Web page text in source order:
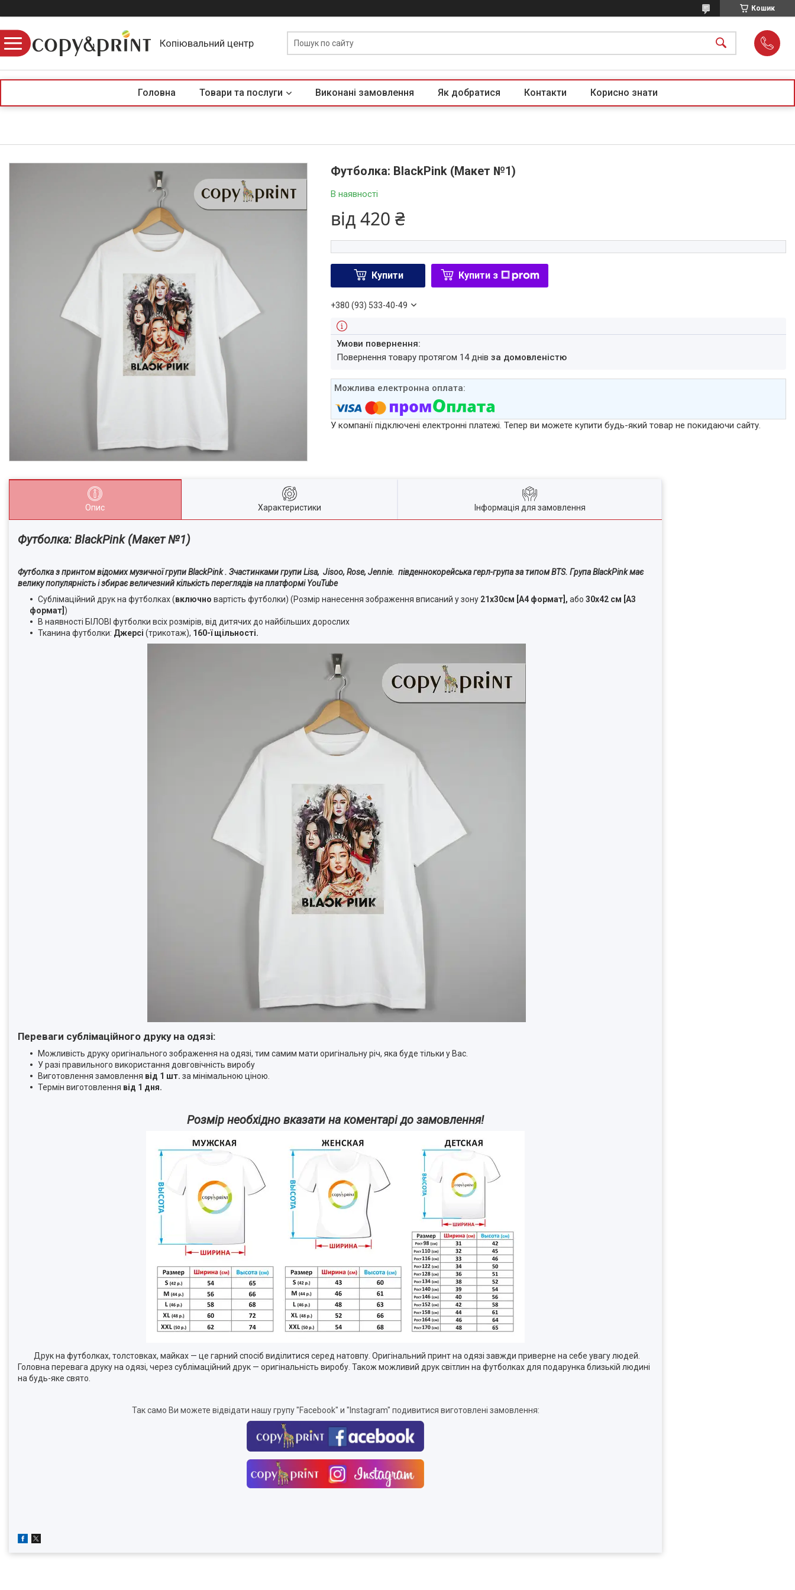
Кошик
Копіювальний центр
Головна Товари та послуги Виконані замовлення Як добратися Контакти Корисно знати
Футболка: BlackPink (Макет №1)
В наявності
від420 ₴
Купити Купити з
+380 (93) 533-40-49
повернення товару протягом 14 днівза домовленістю
У компанії підключені електронні платежі. Тепер ви можете купити будь-який товар не покидаючи сайту.
Опис Характеристики Інформація для замовлення
Футболка: BlackPink (Макет №1)
Футболка з принтом відомих музичної групи BlackPink . Зчастинками групи Lisa, Jisoo, Rose, Jennie. південнокорейська герл-група за типом BTS. Група BlackPink має
велику популярність і збирає величезний кількість переглядів на платформі YouTube
Сублімаційний друк на футболках (включно вартість футболки) (Розмір нанесення зображення вписаний у зону 21х30см [А4 формат], або 30х42 см [А3
формат] )
В наявності БІЛОВІ футболки всіх розмірів, від дитячих до найбільших дорослих
Тканина футболки: Джерсі (трикотаж), 160-ї щільності.
Переваги сублімаційного друку на одязі:
Можливість друку оригінального зображення на одязі, тим самим мати оригінальну річ, яка буде тільки у Вас.
У разі правильного використання довговічність виробу
Виготовлення замовлення від 1 шт. за мінімальною ціною.
Термін виготовлення від 1 дня.
Розмір необхідно вказати на коментарі до замовлення!
Друк на футболках, толстовках, майках — це гарний спосіб виділитися серед натовпу. Оригінальний принт на одязі завжди приверне на себе увагу людей.
Головна перевага друку на одязі, через сублімаційний друк — оригінальність виробу. Також можливий друк світлин на футболках для подарунка близькій людині
на будь-яке свято.
Так само Ви можете відвідати нашу групу "Facebook" и "Instagram" подивитися виготовлені замовлення: